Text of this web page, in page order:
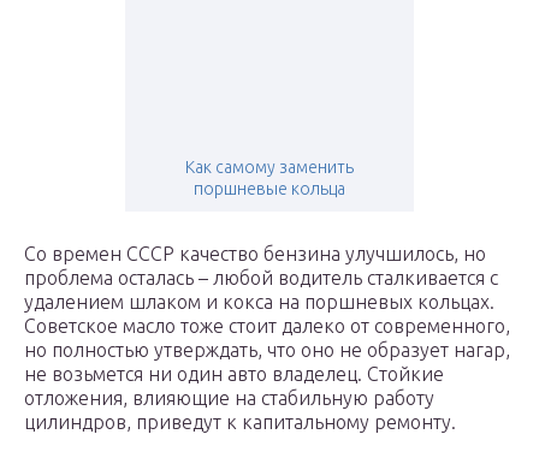
Как самому заменить
поршневые кольца
Со времен СССР качество бензина улучшилось, но
проблема осталась – любой водитель сталкивается с
удалением шлаком и кокса на поршневых кольцах.
Советское масло тоже стоит далеко от современного,
но полностью утверждать, что оно не образует нагар,
не возьмется ни один авто владелец. Стойкие
отложения, влияющие на стабильную работу
цилиндров, приведут к капитальному ремонту.